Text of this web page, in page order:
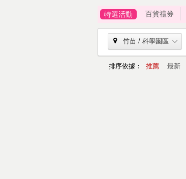
特選活動 百貨禮券
竹苗 / 科學園區
排序依據： 推薦 最新